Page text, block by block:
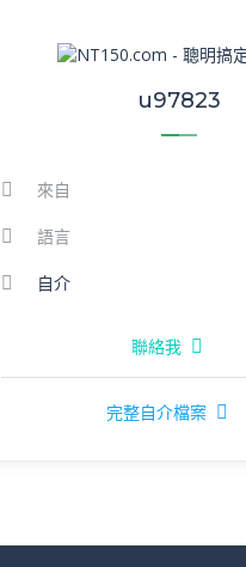
u97823
來自
語言
自介
聯絡我
完整自介檔案